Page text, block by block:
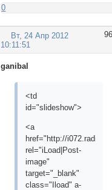
0
96
Вт, 24 Апр 2012
10:11:51
ganibal
<td
id="slideshow">
<a
href="http://
rel="iLoad|Post-
image"
target="_blank"
class="Iload" a-